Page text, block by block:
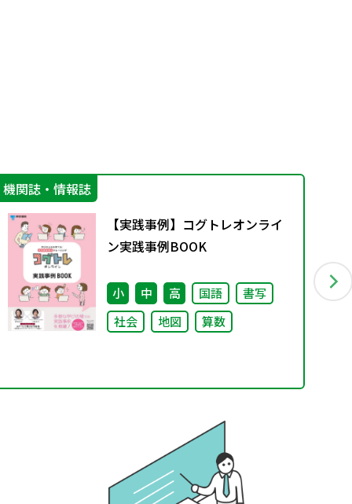
機関誌・情報誌
【実践事例】コグトレオンライ
ン実践事例BOOK
小 中 高 国語
書写
社会
地図 算数